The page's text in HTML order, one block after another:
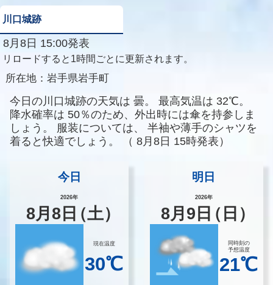
川口城跡
8月8日 15:00発表
リロードすると1時間ごとに更新されます。
所在地： 岩手県岩手町
今日の川口城跡の天気は 曇。 最高気温は 32℃。
降水確率は 50％のため、外出時には傘を持参しま
しょう。
服装については、
半袖や薄手のシャツを
着ると快適でしょう。
（ 8月8日 15時発表）
今日
2026年
8月8 日（土）
現在温度
30℃
明日
2026年
8月 9 日（日）
同時刻の
予想温度
21℃